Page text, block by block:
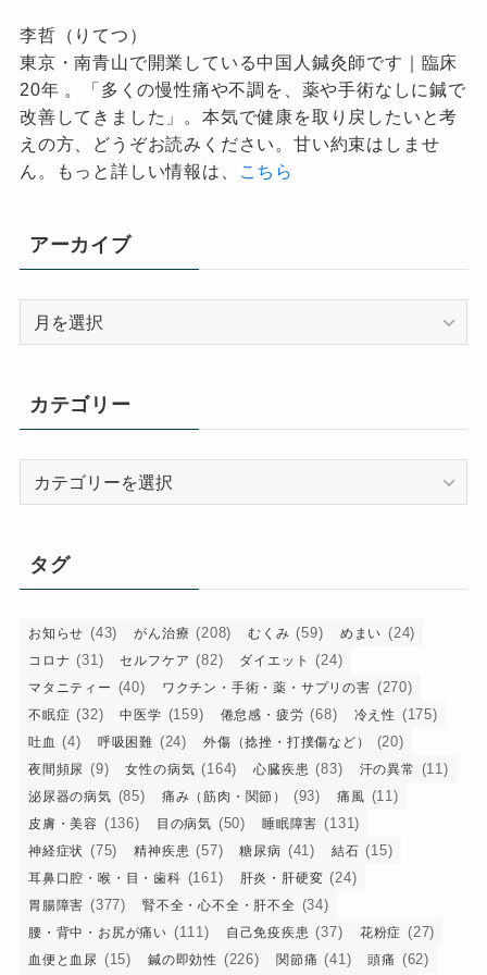
李哲（りてつ）
東京・南青山で開業している中国人鍼灸師です｜臨床
20年 。「多くの慢性痛や不調を、薬や手術なしに鍼で
改善してきました」。本気で健康を取り戻したいと考
えの方、どうぞお読みください。甘い約束はしませ
ん。もっと詳しい情報は、
こちら
アーカイブ
ブ
カテゴリー
ー
タグ
お知らせ (43) がん治療 (208) むくみ (59) めまい (24)
コロナ (31) セルフケア (82) ダイエット (24)
マタニティー (40) ワクチン・手術・薬・サプリの害 (270)
不眠症 (32) 中医学 (159) 倦怠感・疲労 (68) 冷え性 (175)
吐血 (4) 呼吸困難 (24) 外傷（捻挫・打撲傷など） (20)
夜間頻尿 (9) 女性の病気 (164) 心臓疾患 (83) 汗の異常 (11)
泌尿器の病気 (85) 痛み（筋肉・関節） (93) 痛風 (11)
皮膚・美容 (136) 目の病気 (50) 睡眠障害 (131)
神経症状 (75) 精神疾患 (57) 糖尿病 (41) 結石 (15)
耳鼻口腔・喉・目・歯科 (161) 肝炎・肝硬変 (24)
胃腸障害 (377) 腎不全・心不全・肝不全 (34)
腰・背中・お尻が痛い (111) 自己免疫疾患 (37) 花粉症 (27)
血便と血尿 (15) 鍼の即効性 (226) 関節痛 (41) 頭痛 (62)